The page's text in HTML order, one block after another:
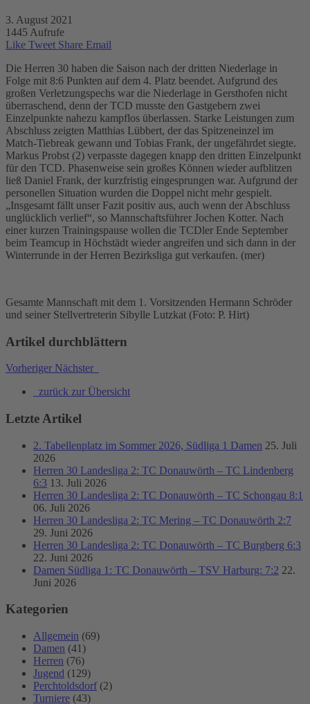
3. August 2021
1445 Aufrufe
Like Tweet Share Email
Die Herren 30 haben die Saison nach der dritten Niederlage in
Folge mit 8:6 Punkten auf dem 4. Platz beendet. Aufgrund des
großen Verletzungspechs war die Niederlage in Gersthofen nicht
überraschend, denn der TCD musste den Gastgebern zwei
Einzelpunkte nahezu kampflos überlassen. Starke Leistungen zum
Abschluss zeigten Matthias Lübbert, der das Spitzeneinzel im
Match-Tiebreak gewann und Tobias Frank, der ungefährdet siegte.
Markus Probst (2) verpasste dagegen knapp den dritten Einzelpunkt
für den TCD. Phasenweise sein großes Können wieder aufblitzen
ließ Daniel Frank, der kurzfristig eingesprungen war. Aufgrund der
personellen Situation wurden die Doppel nicht mehr gespielt.
„Insgesamt fällt unser Fazit positiv aus, auch wenn der Abschluss
unglücklich verlief“, so Mannschaftsführer Jochen Kotter. Nach
einer kurzen Trainingspause wollen die TCDler Ende September
beim Teamcup in Höchstädt wieder angreifen und sich dann in der
Winterrunde in der Herren Bezirksliga gut verkaufen. (mer)
Gesamte Mannschaft mit dem 1. Vorsitzenden Hermann Schröder
und seiner Stellvertreterin Sibylle Lutzkat (Foto: P. Hirt)
Artikel durchblättern
Vorheriger Nächster
zurück zur Übersicht
Letzte Artikel
2. Tabellenplatz im Sommer 2026, Südliga 1 Damen 25. Juli
2026
Herren 30 Landesliga 2: TC Donauwörth – TC Lindenberg
6:3 13. Juli 2026
Herren 30 Landesliga 2: TC Donauwörth – TC Schongau 8:1
06. Juli 2026
Herren 30 Landesliga 2: TC Mering – TC Donauwörth 2:7
29. Juni 2026
Herren 30 Landesliga 2: TC Donauwörth – TC Burgberg 6:3
22. Juni 2026
Damen Südliga 1: TC Donauwörth – TSV Harburg: 7:2 22.
Juni 2026
Kategorien
Allgemein (69)
Damen (41)
Herren (76)
Jugend (129)
Perchtoldsdorf (2)
Turniere (43)